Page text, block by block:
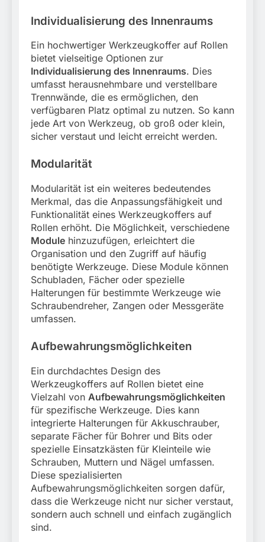
Individualisierung des Innenraums
Ein hochwertiger Werkzeugkoffer auf Rollen
bietet vielseitige Optionen zur
Individualisierung des Innenraums. Dies
umfasst herausnehmbare und verstellbare
Trennwände, die es ermöglichen, den
verfügbaren Platz optimal zu nutzen. So kann
jede Art von Werkzeug, ob groß oder klein,
sicher verstaut und leicht erreicht werden.
Modularität
Modularität ist ein weiteres bedeutendes
Merkmal, das die Anpassungsfähigkeit und
Funktionalität eines Werkzeugkoffers auf
Rollen erhöht. Die Möglichkeit, verschiedene
Module hinzuzufügen, erleichtert die
Organisation und den Zugriff auf häufig
benötigte Werkzeuge. Diese Module können
Schubladen, Fächer oder spezielle
Halterungen für bestimmte Werkzeuge wie
Schraubendreher, Zangen oder Messgeräte
umfassen.
Aufbewahrungsmöglichkeiten
Ein durchdachtes Design des
Werkzeugkoffers auf Rollen bietet eine
Vielzahl von Aufbewahrungsmöglichkeiten
für spezifische Werkzeuge. Dies kann
integrierte Halterungen für Akkuschrauber,
separate Fächer für Bohrer und Bits oder
spezielle Einsatzkästen für Kleinteile wie
Schrauben, Muttern und Nägel umfassen.
Diese spezialisierten
Aufbewahrungsmöglichkeiten sorgen dafür,
dass die Werkzeuge nicht nur sicher verstaut,
sondern auch schnell und einfach zugänglich
sind.